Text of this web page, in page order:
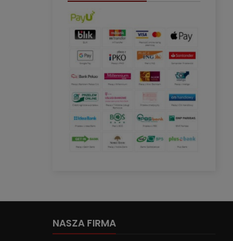
NASZA FIRMA